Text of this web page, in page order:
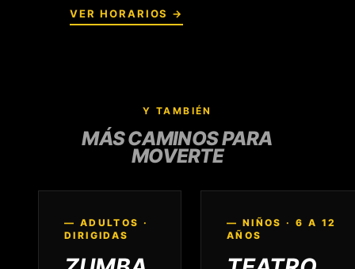
VER HORARIOS →
Y TAMBIÉN
MÁS CAMINOS PARA
MOVERTE
— ADULTOS ·
DIRIGIDAS
— NIÑOS · 6 A 12
AÑOS